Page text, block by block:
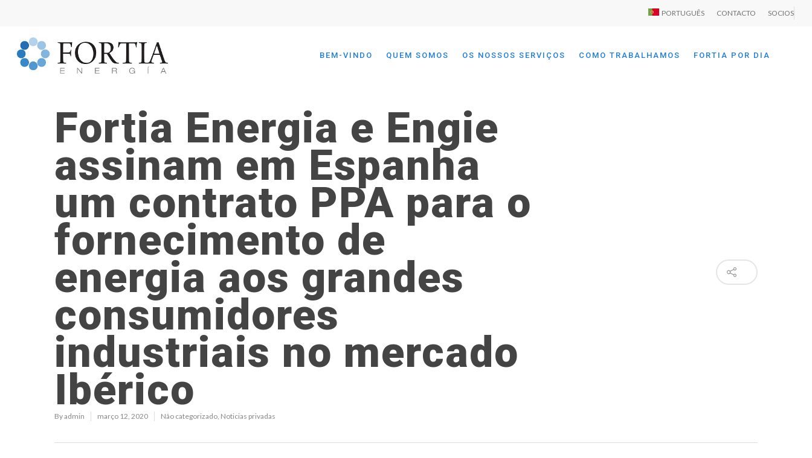
PORTUGUÊS CONTACTO SOCIOS
Hit enter to search or ESC to close
BEM-VINDO QUEM SOMOS OS NOSSOS SERVIÇOS COMO TRABALHAMOS FORTIA POR DIA
Fortia Energia e Engie
assinam em Espanha
um contrato PPA para o
fornecimento de
energia aos grandes
consumidores
industriais no mercado
Ibérico
Byadmin março 12, 2020 Não categorizado, Noticias privadas